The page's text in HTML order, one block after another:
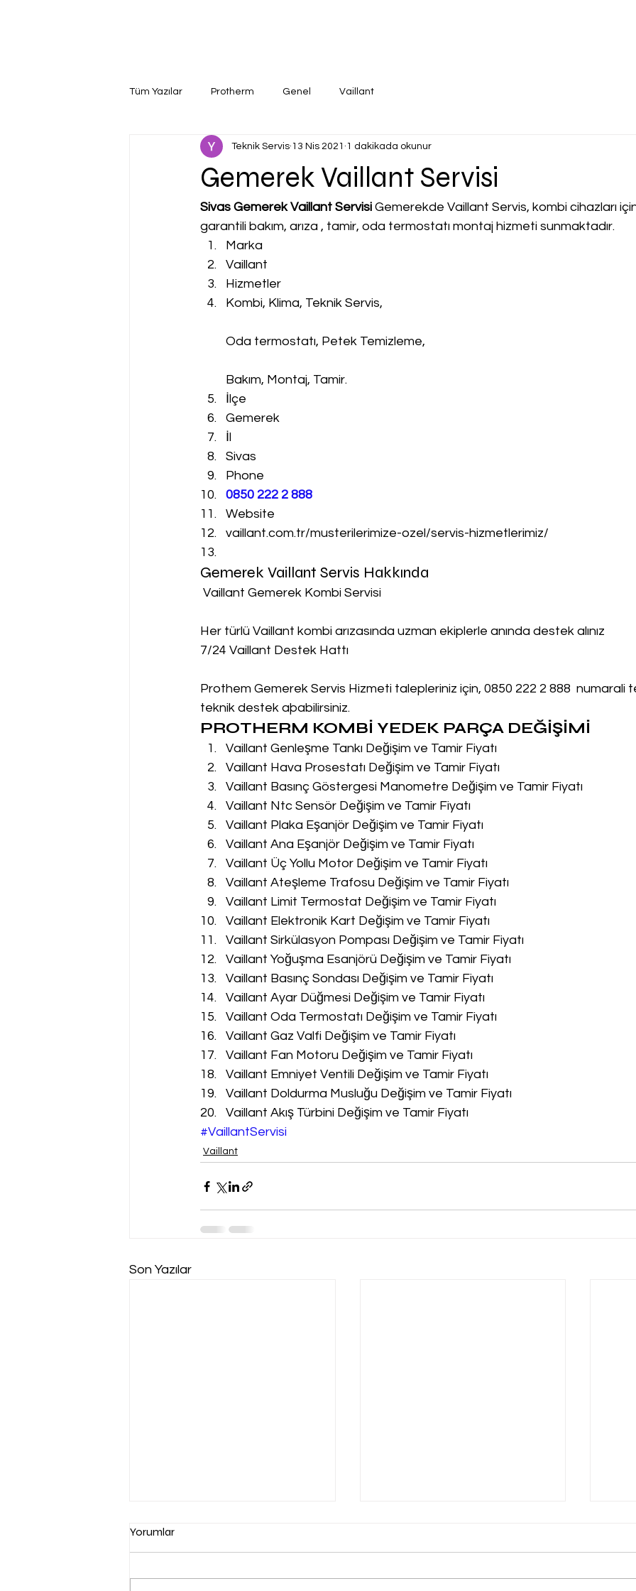
Tüm Yazılar Protherm Genel Vaillant
Gemerek Vaillant Servisi
Teknik Servis 13 Nis 2021 1 dakikada okunur
Sivas Gemerek Vaillant Servisi Gemerekde Vaillant Servis, kombi cihazları
garantili bakım, arıza , tamir, oda termostatı montaj hizmeti sunmaktadır.
Marka
Vaillant
Hizmetler
Kombi, Klima, Teknik Servis,
Oda termostatı, Petek Temizleme,
Bakım, Montaj, Tamir.
İlçe
Gemerek
İl
Sivas
Phone
0850 222 2 888
Website
vaillant.com.tr/musterilerimize-ozel/servis-hizmetlerimiz/
Gemerek Vaillant Servis Hakkında
Vaillant Gemerek Kombi Servisi
Her türlü Vaillant kombi arızasında uzman ekiplerle anında destek alınız
7/24 Vaillant Destek Hattı
Prothem Gemerek Servis Hizmeti talepleriniz için, 0850 222 2 888  numarali
teknik destek aþabilirsiniz.
PROTHERM KOMBİ YEDEK PARÇA DEĞİŞİMİ
Vaillant Genleşme Tankı Değişim ve Tamir Fiyatı
Vaillant Hava Prosestatı Değişim ve Tamir Fiyatı
Vaillant Basınç Göstergesi Manometre Değişim ve Tamir Fiyatı
Vaillant Ntc Sensör Değişim ve Tamir Fiyatı
Vaillant Plaka Eşanjör Değişim ve Tamir Fiyatı
Vaillant Ana Eşanjör Değişim ve Tamir Fiyatı
Vaillant Üç Yollu Motor Değişim ve Tamir Fiyatı
Vaillant Ateşleme Trafosu Değişim ve Tamir Fiyatı
Vaillant Limit Termostat Değişim ve Tamir Fiyatı
Vaillant Elektronik Kart Değişim ve Tamir Fiyatı
Vaillant Sirkülasyon Pompası Değişim ve Tamir Fiyatı
Vaillant Yoğuşma Esanjörü Değişim ve Tamir Fiyatı
Vaillant Basınç Sondası Değişim ve Tamir Fiyatı
Vaillant Ayar Düğmesi Değişim ve Tamir Fiyatı
Vaillant Oda Termostatı Değişim ve Tamir Fiyatı
Vaillant Gaz Valfi Değişim ve Tamir Fiyatı
Vaillant Fan Motoru Değişim ve Tamir Fiyatı
Vaillant Emniyet Ventili Değişim ve Tamir Fiyatı
Vaillant Doldurma Musluğu Değişim ve Tamir Fiyatı
Vaillant Akış Türbini Değişim ve Tamir Fiyatı
#VaillantServisi
Vaillant
Son Yazılar
Yorumlar